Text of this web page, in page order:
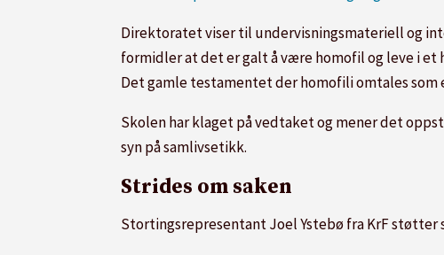
Direktoratet viser til undervisningsmateriell og
formidler at det er galt å være homofil og leve i
Det gamle testamentet der homofili omtales som
Skolen har klaget på vedtaket og mener det
syn på samlivsetikk.
Strides om saken
Stortingsrepresentant Joel Ystebø fra KrF